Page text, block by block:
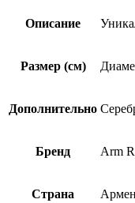
Описание
Размер (см)
Дополнительно
Бренд Arm
Страна